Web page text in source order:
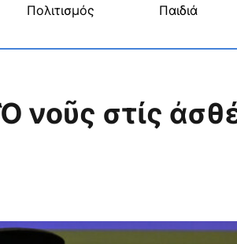
Πολιτισμός
Παιδιά
νοῦς στίς